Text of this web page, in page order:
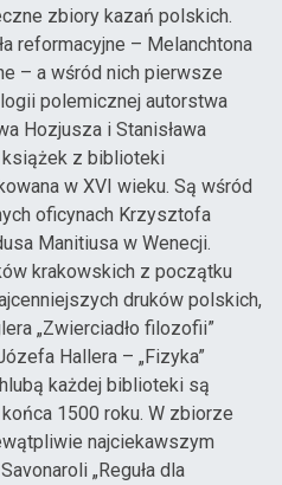
zbiory kazań polskich.
reformacyjne – Melanchtona
– a wśród nich pierwsze
polemicznej autorstwa
Hozjusza i Stanisława
książek z biblioteki
w XVI wieku. Są wśród
oficynach Krzysztofa
Manitiusa w Wenecji.
krakowskich z początku
druków polskich,
„Zwierciadło filozofii”
Hallera – „Fizyka”
każdej biblioteki są
1500 roku. W zbiorze
najciekawszym
„Reguła dla